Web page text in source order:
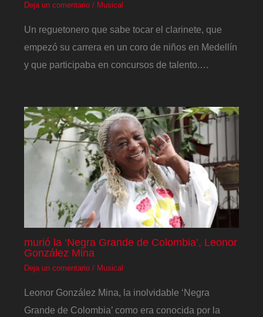
Deja un comentario / Musical
Un reguetonero que sabe tocar el clarinete, que
empezó su carrera en un coro de niños en Medellín
y que participaba en concursos de talento.…
murió la ‘Negra Grande de Colombia’, Leonor
González Mina
Deja un comentario / Musical
Leonor González Mina, la inolvidable ‘Negra
Grande de Colombia’ como era conocida por la